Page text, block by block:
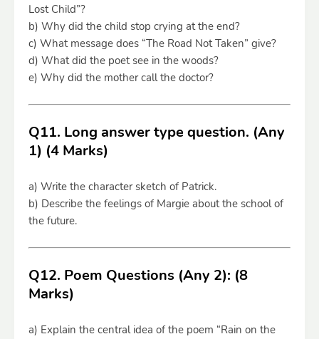
Lost Child”?
b) Why did the child stop crying at the end?
c) What message does “The Road Not Taken” give?
d) What did the poet see in the woods?
e) Why did the mother call the doctor?
Q11. Long answer type question. (Any
1) (4 Marks)
a) Write the character sketch of Patrick.
b) Describe the feelings of Margie about the school of
the future.
Q12. Poem Questions (Any 2): (8
Marks)
a) Explain the central idea of the poem “Rain on the